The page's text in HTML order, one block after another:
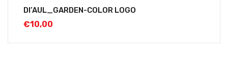
DI’AUL_GARDEN-COLOR LOGO
€10,00